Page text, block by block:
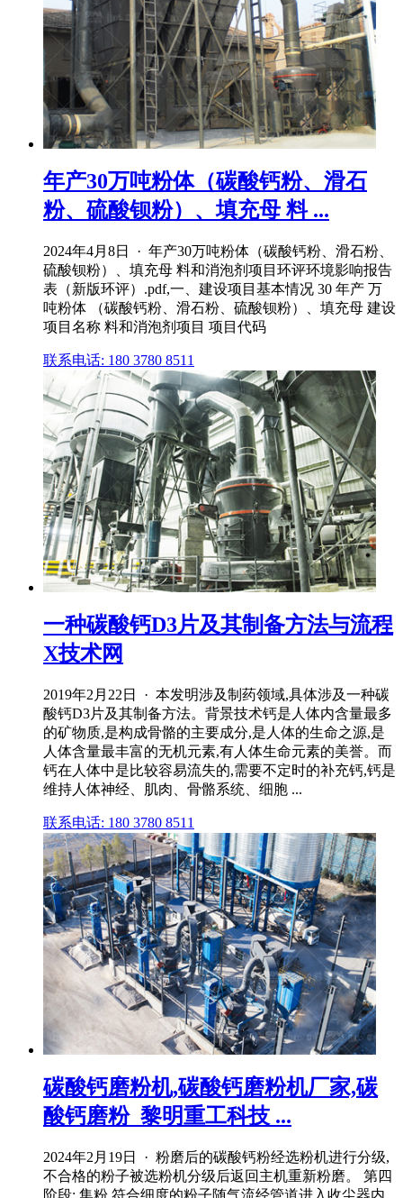
年产30万吨粉体（碳酸钙粉、滑石
粉、硫酸钡粉）、填充母 料 ...
2024年4月8日 · 年产30万吨粉体（碳酸钙粉、滑石粉、
硫酸钡粉）、填充母 料和消泡剂项目环评环境影响报告
表（新版环评）.pdf,一、建设项目基本情况 30 年产 万
吨粉体 （碳酸钙粉、滑石粉、硫酸钡粉）、填充母 建设
项目名称 料和消泡剂项目 项目代码
联系电话: 180 3780 8511
一种碳酸钙D3片及其制备方法与流程
X技术网
2019年2月22日 · 本发明涉及制药领域,具体涉及一种碳
酸钙D3片及其制备方法。背景技术钙是人体内含量最多
的矿物质,是构成骨骼的主要成分,是人体的生命之源,是
人体含量最丰富的无机元素,有人体生命元素的美誉。而
钙在人体中是比较容易流失的,需要不定时的补充钙,钙是
维持人体神经、肌肉、骨骼系统、细胞 ...
联系电话: 180 3780 8511
碳酸钙磨粉机,碳酸钙磨粉机厂家,碳
酸钙磨粉_黎明重工科技 ...
2024年2月19日 · 粉磨后的碳酸钙粉经选粉机进行分级,
不合格的粉子被选粉机分级后返回主机重新粉磨。 第四
阶段: 集粉 符合细度的粉子随气流经管道进入收尘器内